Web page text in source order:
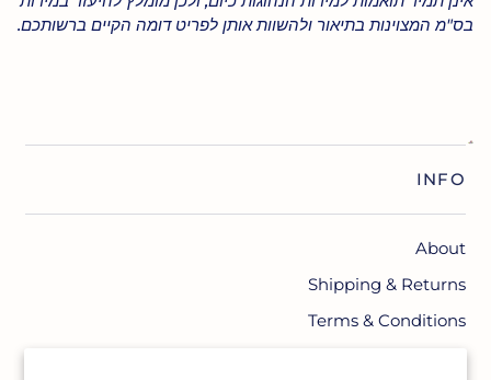
בס"מ המצוינות בתיאור ולהשוות אותן לפריט דומה הקיים ברשותכם.
INFO
About
Shipping & Returns
Terms & Conditions